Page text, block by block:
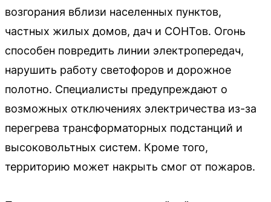
возгорания вблизи населенных пунктов,
частных жилых домов, дач и СОНТов. Огонь
способен повредить линии электропередач,
нарушить работу светофоров и дорожное
полотно. Специалисты предупреждают о
возможных отключениях электричества из-за
перегрева трансформаторных подстанций и
высоковольтных систем. Кроме того,
территорию может накрыть смог от пожаров.